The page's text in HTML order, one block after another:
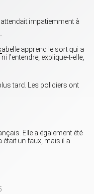
impatiemment à
apprend le sort qui a
l’entendre, explique-t-elle,
tard. Les policiers ont
Elle a également été
était un faux, mais il a